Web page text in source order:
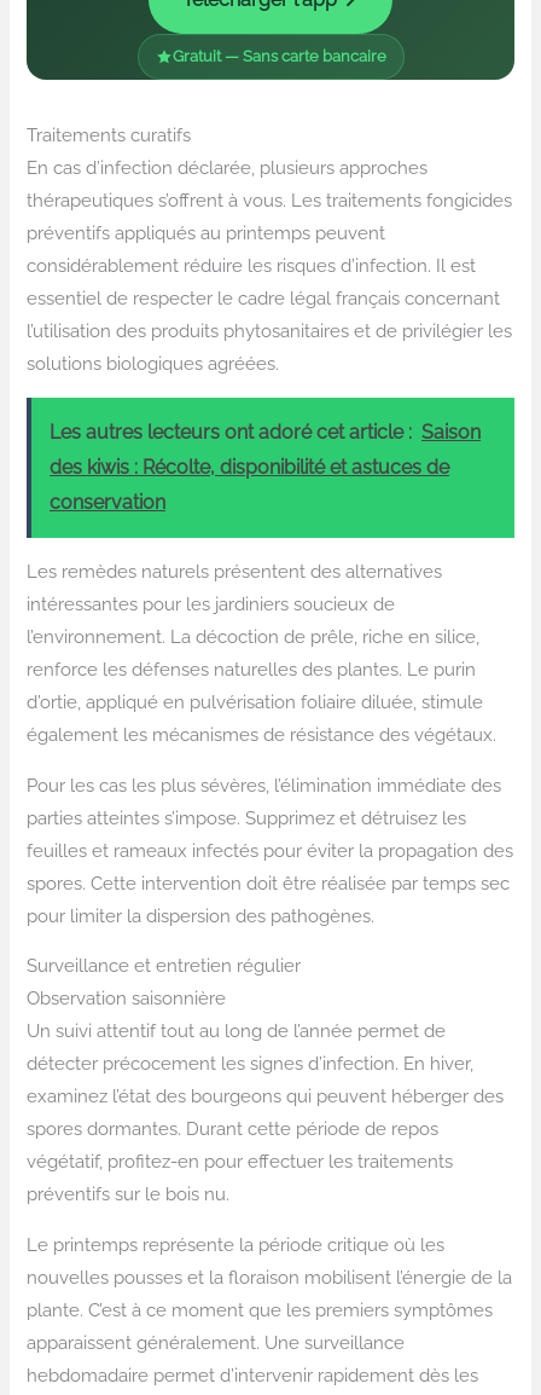
Gratuit — Sans carte bancaire
Traitements curatifs
En cas d’infection déclarée, plusieurs approches
thérapeutiques s’offrent à vous. Les traitements fongicides
préventifs appliqués au printemps peuvent
considérablement réduire les risques d’infection. Il est
essentiel de respecter le cadre légal français concernant
l’utilisation des produits phytosanitaires et de privilégier les
solutions biologiques agréées.
Les autres lecteurs ont adoré cet article : Saison
des kiwis : Récolte, disponibilité et astuces de
conservation
Les remèdes naturels présentent des alternatives
intéressantes pour les jardiniers soucieux de
l’environnement. La décoction de prêle, riche en silice,
renforce les défenses naturelles des plantes. Le purin
d’ortie, appliqué en pulvérisation foliaire diluée, stimule
également les mécanismes de résistance des végétaux.
Pour les cas les plus sévères, l’élimination immédiate des
parties atteintes s’impose. Supprimez et détruisez les
feuilles et rameaux infectés pour éviter la propagation des
spores. Cette intervention doit être réalisée par temps sec
pour limiter la dispersion des pathogènes.
Surveillance et entretien régulier
Observation saisonnière
Un suivi attentif tout au long de l’année permet de
détecter précocement les signes d’infection. En hiver,
examinez l’état des bourgeons qui peuvent héberger des
spores dormantes. Durant cette période de repos
végétatif, profitez-en pour effectuer les traitements
préventifs sur le bois nu.
Le printemps représente la période critique où les
nouvelles pousses et la floraison mobilisent l’énergie de la
plante. C’est à ce moment que les premiers symptômes
apparaissent généralement. Une surveillance
hebdomadaire permet d’intervenir rapidement dès les